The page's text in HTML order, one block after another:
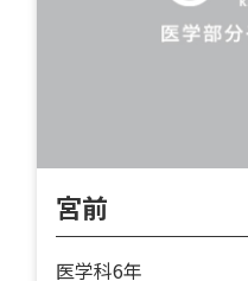
宮前
医学科6年